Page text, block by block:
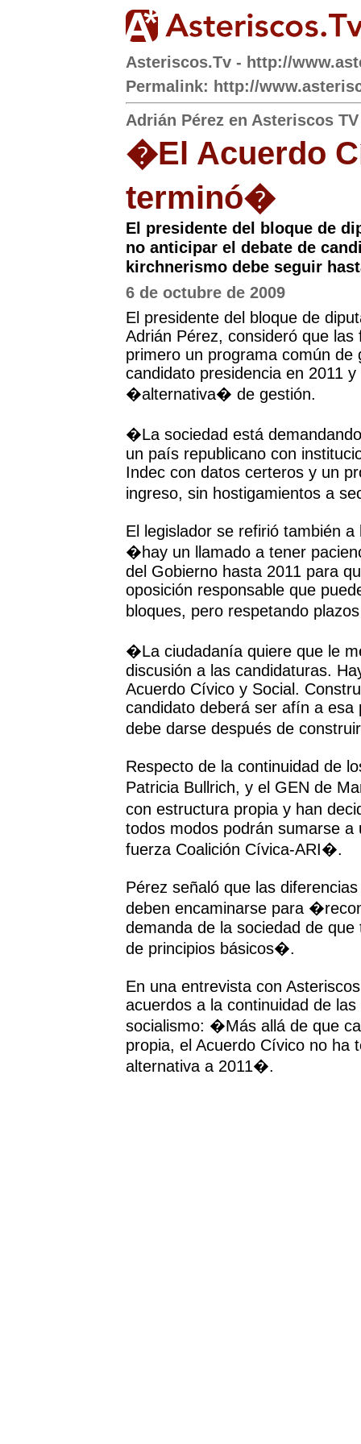
Asteriscos.Tv - http://
Permalink: http://
Adrián Pérez en Asteriscos
�El Acuerdo
terminó�
El presidente del bloque de
no anticipar el debate de
kirchnerismo debe seguir
6 de octubre de 2009
El presidente del bloque de
Adrián Pérez, consideró que
primero un programa común
candidato presidencia en 2011
�alternativa� de gestión.
�La sociedad está
un país republicano con
Indec con datos certeros y un
ingreso, sin hostigamientos a
El legislador se refirió también
�hay un llamado a tener
del Gobierno hasta 2011 para
oposición responsable que
bloques, pero respetando
�La ciudadanía quiere que le
discusión a las candidaturas.
Acuerdo Cívico y Social.
candidato deberá ser afín a esa
debe darse después de
Respecto de la continuidad de
Patricia Bullrich, y el GEN de
con estructura propia y han
todos modos podrán sumarse
fuerza Coalición Cívica-ARI�.
Pérez señaló que las
deben encaminarse para
demanda de la sociedad de
de principios básicos�.
En una entrevista con
acuerdos a la continuidad de
socialismo: �Más allá de que
propia, el Acuerdo Cívico no ha
alternativa a 2011�.